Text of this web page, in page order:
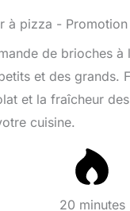
de brioches
et des grands.
et la fraîcheur
cuisine.
20 minutes